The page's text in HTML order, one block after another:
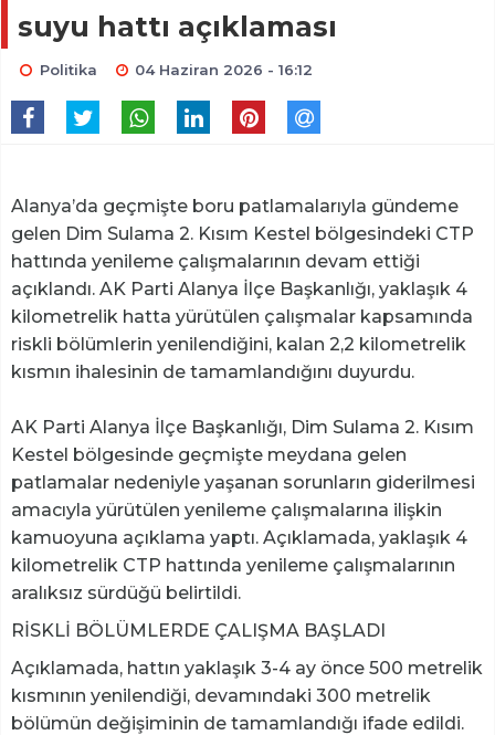
suyu hattı açıklaması
Politika 04 Haziran 2026 - 16:12
Alanya’da geçmişte boru patlamalarıyla gündeme
gelen Dim Sulama 2. Kısım Kestel bölgesindeki CTP
hattında yenileme çalışmalarının devam ettiği
açıklandı. AK Parti Alanya İlçe Başkanlığı, yaklaşık 4
kilometrelik hatta yürütülen çalışmalar kapsamında
riskli bölümlerin yenilendiğini, kalan 2,2 kilometrelik
kısmın ihalesinin de tamamlandığını duyurdu.
AK Parti Alanya İlçe Başkanlığı, Dim Sulama 2. Kısım
Kestel bölgesinde geçmişte meydana gelen
patlamalar nedeniyle yaşanan sorunların giderilmesi
amacıyla yürütülen yenileme çalışmalarına ilişkin
kamuoyuna açıklama yaptı. Açıklamada, yaklaşık 4
kilometrelik CTP hattında yenileme çalışmalarının
aralıksız sürdüğü belirtildi.
RİSKLİ BÖLÜMLERDE ÇALIŞMA BAŞLADI
Açıklamada, hattın yaklaşık 3-4 ay önce 500 metrelik
kısmının yenilendiği, devamındaki 300 metrelik
bölümün değişiminin de tamamlandığı ifade edildi.